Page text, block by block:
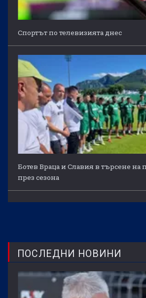
Спортът по телевизията днес
Ботев Враца и Славия в търсене на
през сезона
ПОСЛЕДНИ НОВИНИ